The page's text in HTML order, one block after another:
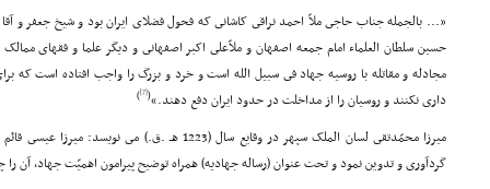
«... بالجمله جناب حاجى ملاّ احمد نراقى کاشانى که فحول فضلاى ایران بود و شیخ جعفر و
حسین سلطان العلماء امام جمعه اصفهان و ملاّعلى اکبر اصفهانى و دیگر علما و فقهاى
مجادله و مقاتله با روسیه جهاد فى سبیل الله است و خرد و بزرگ را واجب افتاده است که
دارى نکنند و روسیان را از مداخلت در حدود ایران دفع دهند.»(
[7]
)
میرزا محمّدتقى لسان الملک سپهر در وقایع سال (1223 هـ
گردآورى و تدوین نمود و تحت عنوان (رساله جهادیه) همراه توضیح پیرامون اهمیّت جهاد، آن